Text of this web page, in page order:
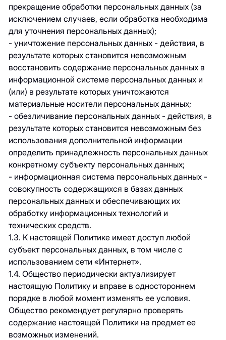
прекращение обработки персональных данных (за
исключением случаев, если обработка необходима
для уточнения персональных данных);
- уничтожение персональных данных - действия, в
результате которых становится невозможным
восстановить содержание персональных данных в
информационной системе персональных данных и
(или) в результате которых уничтожаются
материальные носители персональных данных;
- обезличивание персональных данных - действия, в
результате которых становится невозможным без
использования дополнительной информации
определить принадлежность персональных данных
конкретному субъекту персональных данных;
- информационная система персональных данных -
совокупность содержащихся в базах данных
персональных данных и обеспечивающих их
обработку информационных технологий и
технических средств.
1.3. К настоящей Политике имеет доступ любой
субъект персональных данных, в том числе с
использованием сети «Интернет».
1.4. Общество периодически актуализирует
настоящую Политику и вправе в одностороннем
порядке в любой момент изменять ее условия.
Общество рекомендует регулярно проверять
содержание настоящей Политики на предмет ее
возможных изменений.